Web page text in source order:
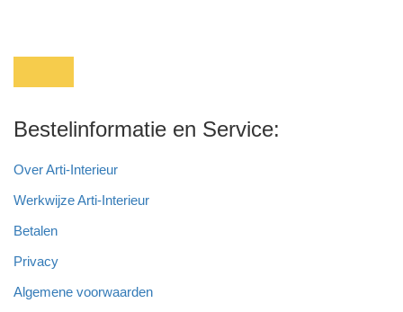
Bestelinformatie en Service:
Over Arti-Interieur
Werkwijze Arti-Interieur
Betalen
Privacy
Algemene voorwaarden